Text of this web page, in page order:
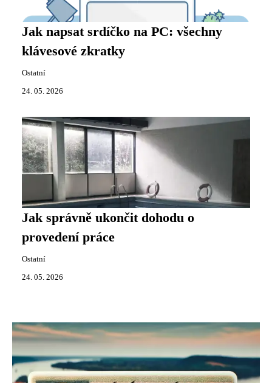
Jak napsat srdíčko na PC: všechny
klávesové zkratky
Ostatní
24. 05. 2026
Jak správně ukončit dohodu o
provedení práce
Ostatní
24. 05. 2026